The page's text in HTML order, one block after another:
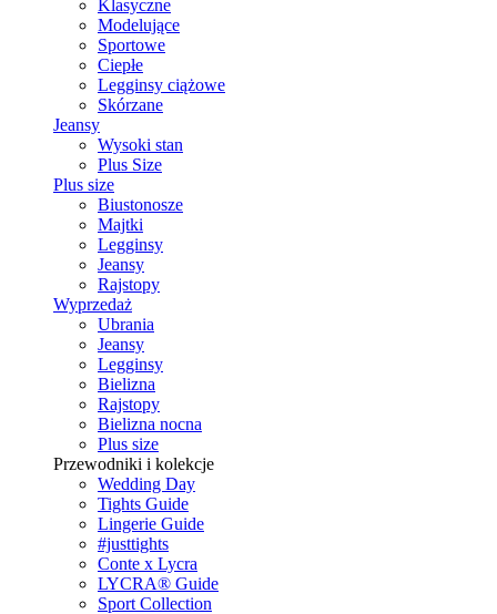
Klasyczne
Modelujące
Sportowe
Ciepłe
Legginsy ciążowe
Skórzane
Jeansy
Wysoki stan
Plus Size
Plus size
Biustonosze
Majtki
Legginsy
Jeansy
Rajstopy
Wyprzedaż
Ubrania
Jeansy
Legginsy
Bielizna
Rajstopy
Bielizna nocna
Plus size
Przewodniki i kolekcje
Wedding Day
Tights Guide
Lingerie Guide
#justtights
Conte x Lycra
LYCRA® Guide
Sport Сollection